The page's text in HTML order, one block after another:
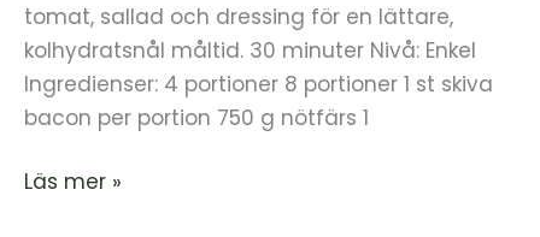
tomat, sallad och dressing för en lättare,
kolhydratsnål måltid. 30 minuter Nivå: Enkel
Ingredienser: 4 portioner 8 portioner 1 st skiva
bacon per portion 750 g nötfärs 1
Läs mer »